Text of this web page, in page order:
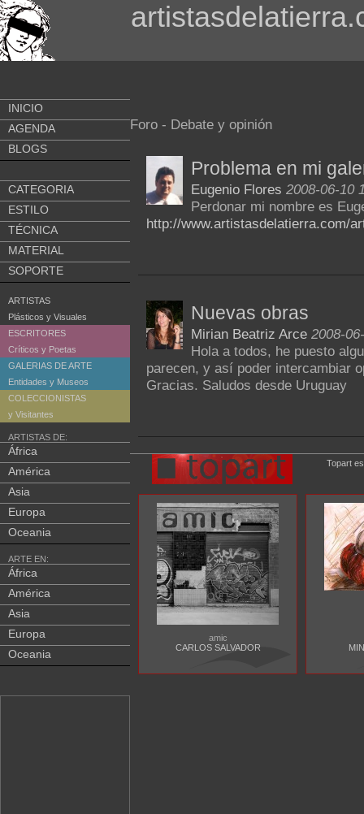
INICIO
AGENDA
BLOGS
CATEGORIA
ESTILO
TÉCNICA
MATERIAL
SOPORTE
ARTISTAS
Plásticos y Visuales
ESCRITORES
Críticos y Poetas
GALERIAS DE ARTE
Entidades y Museos
COLECCIONISTAS
y Visitantes
ARTISTAS DE:
África
América
Asia
Europa
Oceania
ARTE EN:
África
América
Asia
Europa
Oceania
Foro - Debate y opinión
Problema en mi
Eugenio Flores 2008-06-10
Perdonar mi nombre es
http://www.artistasdelatierra.com/
Nuevas obras
Mirian Beatriz Arce 2008-
Hola a todos, he puesto
parecen, y así poder intercambiar
Gracias. Saludos desde Uruguay
Topart
amic
CARLOS SALVADOR